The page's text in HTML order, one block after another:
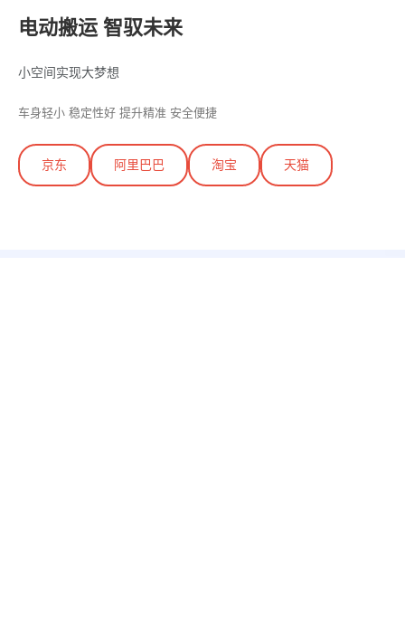
电动搬运 智驭未来
小空间实现大梦想
车身轻小 稳定性好 提升精准 安全便捷
京东 阿里巴巴 淘宝 天猫